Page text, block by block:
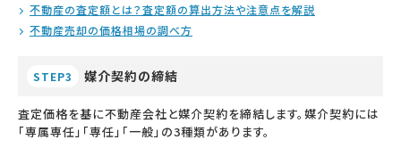
不動産の査定額とは？査定額の算出方法や注意点を解説
不動産売却の価格相場の調べ方
STEP3 媒介契約の締結
査定価格を基に不動産会社と媒介契約を締結します。媒介契約には
「専属専任」「専任」「一般」の3種類があります。